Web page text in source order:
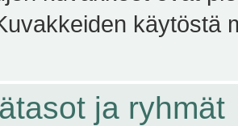
käytöstä
ja ryhmät